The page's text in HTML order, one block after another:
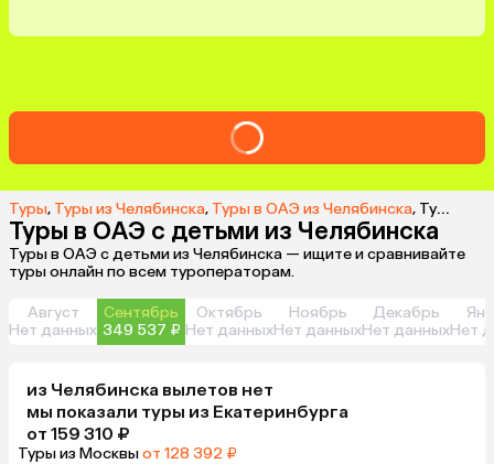
Туры, Туры из Челябинска, Туры в ОАЭ из Челябинска, Туры в ОАЭ с детьми из Челябинска
Туры в ОАЭ с детьми из Челябинска
Туры в ОАЭ с детьми из Челябинска — ищите и сравнивайте
туры онлайн по всем туроператорам.
Август
Нет данных
Сентябрь
349 537 ₽
Октябрь
Нет данных
Ноябрь
Нет данных
Декабрь
Нет данныхНет
из Челябинска вылетов нет
мы показали туры из Екатеринбурга
от 159 310 ₽
Туры из Москвыот 128 392 ₽